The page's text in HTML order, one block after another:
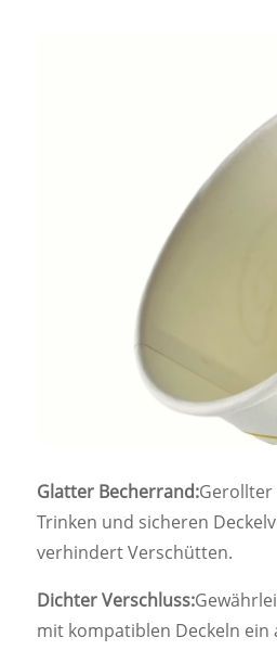
Glatter Becherrand:Gerollter
Trinken und sicheren
verhindert Verschütten.
Dichter Verschluss:
mit kompatiblen Deckeln ein